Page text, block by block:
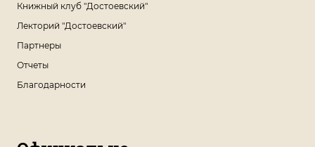
Книжный клуб "Достоевский"
Лекторий "Достоевский"
Партнеры
Отчеты
Благодарности